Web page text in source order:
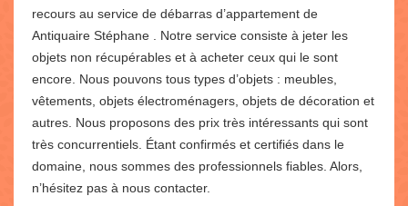
recours au service de débarras d’appartement de
Antiquaire Stéphane . Notre service consiste à jeter les
objets non récupérables et à acheter ceux qui le sont
encore. Nous pouvons tous types d’objets : meubles,
vêtements, objets électroménagers, objets de décoration et
autres. Nous proposons des prix très intéressants qui sont
très concurrentiels. Étant confirmés et certifiés dans le
domaine, nous sommes des professionnels fiables. Alors,
n’hésitez pas à nous contacter.